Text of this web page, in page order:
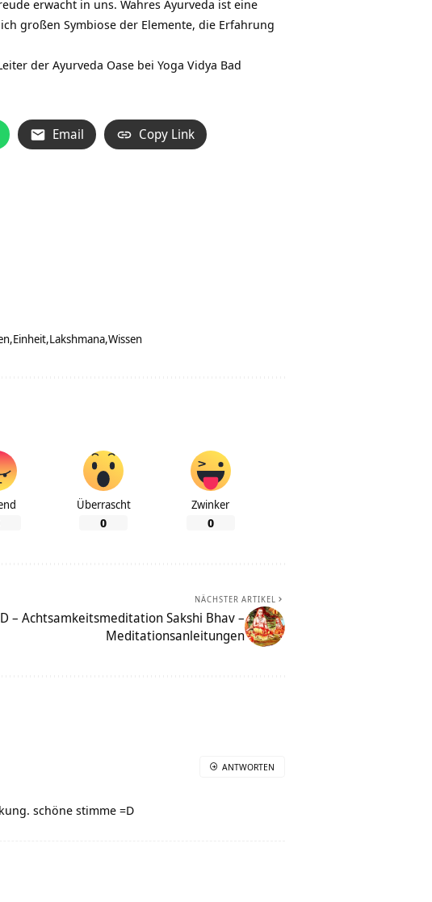
erwacht in uns. Wahres Ayurveda ist eine
großen Symbiose der Elemente, die Erfahrung
der Ayurveda Oase bei Yoga Vidya Bad
Email Copy Link
Einheit Lakshmana Wissen
Überrascht
0
Zwinker
0
NÄCHSTER ARTIKEL
– Achtsamkeitsmeditation Sakshi Bhav –
Meditationsanleitungen
schöne stimme =D
ANTWORTEN